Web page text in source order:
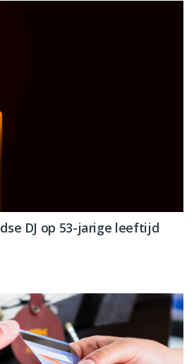
DJ op 53-jarige leeftijd